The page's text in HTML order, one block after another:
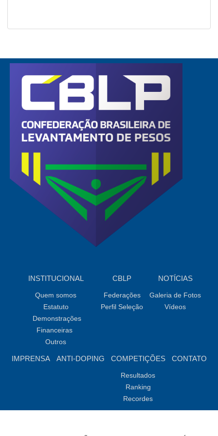
INSTITUCIONAL
Quem somos
Estatuto
Demonstrações
Financeiras
Outros
CBLP
Federações
Perfil Seleção
NOTÍCIAS
Galeria de Fotos
Vídeos
IMPRENSA ANTI-DOPING COMPETIÇÕES
Resultados
Ranking
Recordes
CONTATO